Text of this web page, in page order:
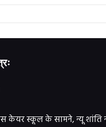
केयर स्कूल के सामने, न्यू शांति